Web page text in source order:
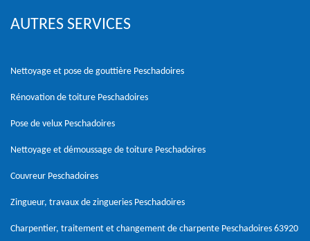
AUTRES SERVICES
Nettoyage et pose de gouttière Peschadoires
Rénovation de toiture Peschadoires
Pose de velux Peschadoires
Nettoyage et démoussage de toiture Peschadoires
Couvreur Peschadoires
Zingueur, travaux de zingueries Peschadoires
Charpentier, traitement et changement de charpente Peschadoires 63920